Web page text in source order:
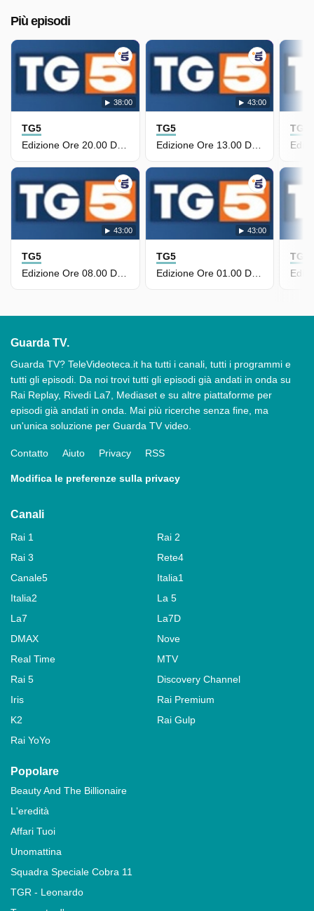
Più episodi
38:00
TG5
Edizione Ore 20.00 Del 5 Giugno
43:00
TG5
Edizione Ore 13.00 Del 5 Giugno
43:00
TG5
43:00
TG5
Edizione Ore 01.00 Del 4 Giugno
TG5
TG5
Guarda TV.
Guarda TV? TeleVideoteca.it ha tutti i canali, tutti i programmi e
tutti gli episodi. Da noi trovi tutti gli episodi già andati in onda su
Rai Replay, Rivedi La7, Mediaset e su altre piattaforme per
episodi già andati in onda. Mai più ricerche senza fine, ma
un'unica soluzione per Guarda TV video.
Contatto Aiuto Privacy RSS
Modifica le preferenze sulla privacy
Canali
Rai 1
Rai 2
Rai 3
Rete4
Canale5
Italia1
Italia2
La 5
La7
La7D
DMAX
Nove
Real Time
MTV
Rai 5
Discovery Channel
Iris
Rai Premium
K2
Rai Gulp
Rai YoYo
Popolare
Beauty And The Billionaire
L'eredità
Affari Tuoi
Unomattina
Squadra Speciale Cobra 11
TGR - Leonardo